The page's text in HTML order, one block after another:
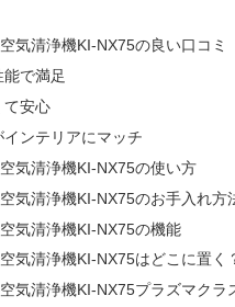
気清浄機KI-NX75の良い口コミ
で満足
て安心
ンテリアにマッチ
気清浄機KI-NX75の使い方
気清浄機KI-NX75のお手入れ方
気清浄機KI-NX75の機能
気清浄機KI-NX75はどこに置く
気清浄機KI-NX75プラズマクラ